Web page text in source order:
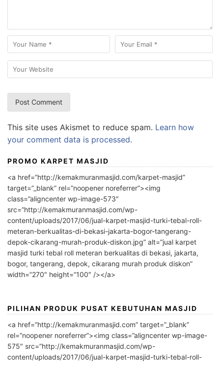
This site uses Akismet to reduce spam. Learn how
your comment data is processed.
PROMO KARPET MASJID
<a href=”http://kemakmuranmasjid.com/karpet-masjid”
target=”_blank” rel=”noopener noreferrer”><img
class=”aligncenter wp-image-573″
src=”http://kemakmuranmasjid.com/wp-
content/uploads/2017/06/jual-karpet-masjid-turki-tebal-roll-
meteran-berkualitas-di-bekasi-jakarta-bogor-tangerang-
depok-cikarang-murah-produk-diskon.jpg” alt=”jual karpet
masjid turki tebal roll meteran berkualitas di bekasi, jakarta,
bogor, tangerang, depok, cikarang murah produk diskon”
width=”270″ height=”100″ /></a>
PILIHAN PRODUK PUSAT KEBUTUHAN MASJID
<a href=”http://kemakmuranmasjid.com” target=”_blank”
rel=”noopener noreferrer”><img class=”aligncenter wp-image-
575″ src=”http://kemakmuranmasjid.com/wp-
content/uploads/2017/06/jual-karpet-masjid-turki-tebal-roll-